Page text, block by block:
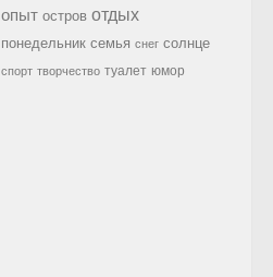
опыт остров отдых
понедельник семья снег солнце
спорт творчество туалет юмор